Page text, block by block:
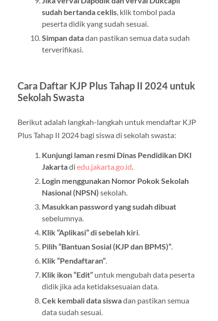
sudah bertanda ceklis, klik tombol pada
peserta didik yang sudah sesuai.
Simpan datadan pastikan semua data sudah
terverifikasi.
Cara Daftar KJP Plus Tahap II 2024 untuk
Sekolah Swasta
Berikut adalah langkah-langkah untuk mendaftar KJP
Plus Tahap II 2024 bagi siswa di sekolah swasta:
Kunjungi laman resmi Dinas Pendidikan DKI
Jakartadi edu.jakarta.go.id.
Login menggunakan Nomor Pokok Sekolah
Nasional (NPSN) sekolah.
Masukkan password yang sudah dibuat
sebelumnya.
Klik “Aplikasi” di sebelah kiri.
Pilih “Bantuan Sosial (KJP dan BPMS)”.
Klik “Pendaftaran”.
Klik ikon “Edit”untuk mengubah data peserta
didik jika ada ketidaksesuaian data.
Cek kembali data siswadan pastikan semua
data sudah sesuai.